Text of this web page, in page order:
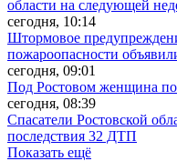
области на следующей
сегодня, 10:14
Штормовое
пожароопасности
сегодня, 09:01
Под Ростовом женщина
сегодня, 08:39
Спасатели Ростовской
последствия 32 ДТП
Показать ещё